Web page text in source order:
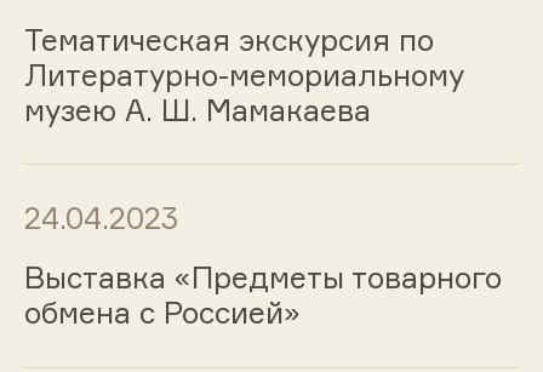
Тематическая экскурсия по
Литературно-мемориальному
музею А. Ш. Мамакаева
24.04.2023
Выставка «Предметы товарного
обмена с Россией»